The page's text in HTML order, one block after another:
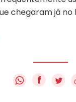
chegaram já no
f